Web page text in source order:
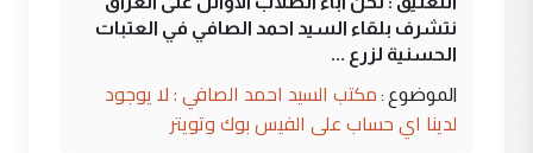
نتشرف بلقاء السيد احمد الصافي في العتبات
الحسنية لزرع ...
الموضوع : مكتب السيد احمد الصافي : لا يوجود
لدينا اي حساب على الفيس بوك وتويتر